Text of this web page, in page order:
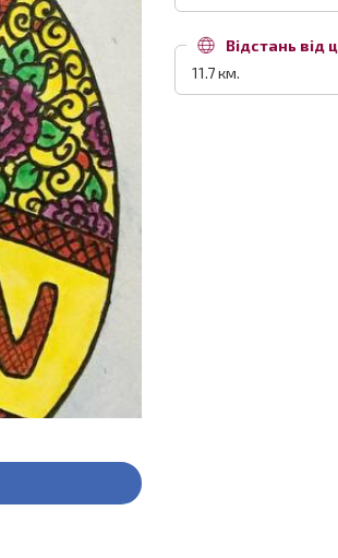
Відстань від
11.7 км.